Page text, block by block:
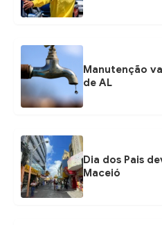
Manutenção
de AL
Dia dos Pais
Maceió